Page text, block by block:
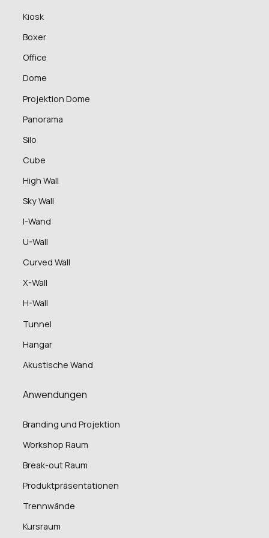
Kiosk
Boxer
Office
Dome
Projektion Dome
Panorama
Silo
Cube
High Wall
Sky Wall
I-Wand
U-Wall
Curved Wall
X-Wall
H-Wall
Tunnel
Hangar
Akustische Wand
Anwendungen
Branding und Projektion
Workshop Raum
Break-out Raum
Produktpräsentationen
Trennwände
Kursraum